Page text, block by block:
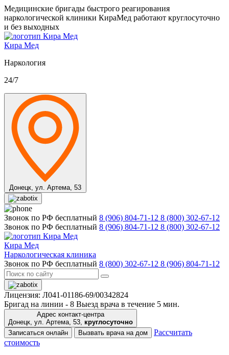
Медицинские бригады быстрого реагирования
наркологической клиники КираМед работают круглосуточно
и без выходных
Кира Мед
Наркология
24/7
Донецк, ул. Артема, 53
Звонок по РФ бесплатный 8 (906) 804-71-12 8 (800) 302-67-12
Звонок по РФ бесплатный 8 (906) 804-71-12 8 (800) 302-67-12
Кира Мед
Наркологическая клиника
Звонок по РФ бесплатный 8 (800) 302-67-12 8 (906) 804-71-12
Лицензия: Л041-01186-69/00342824
Бригад на линии - 8 Выезд врача в течение 5 мин.
Адрес контакт-центра
Донецк, ул. Артема, 53, круглосуточно
Записаться онлайн
Вызвать врача на дом
Рассчитать
стоимость